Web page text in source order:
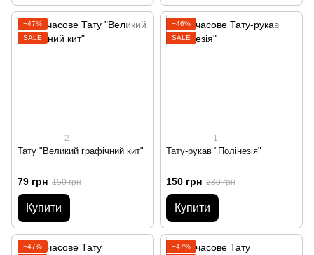
−47%
SALE
2
Тату "Великий графічний кит"
79 грн 150 грн
Купити
−46%
SALE
1
Тату-рукав "Полінезія"
150 грн 280 грн
Купити
−47%
−47%